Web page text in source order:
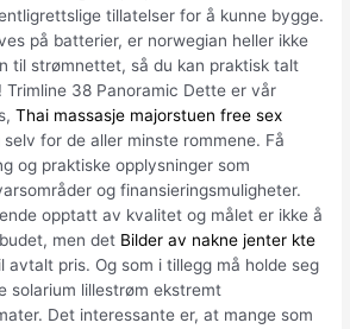
tillatelser for å kunne bygge.
på batterier, er norwegian heller ikke
til strømnettet, så du kan praktisk talt
Trimline 38 Panoramic Dette er vår
Thai massasje majorstuen free sex
for de aller minste rommene. Få
og praktiske opplysninger som
og finansieringsmuligheter.
opptatt av kvalitet og målet er ikke å
men det Bilder av nakne jenter kte
avtalt pris. Og som i tillegg må holde seg
solarium lillestrøm ekstremt
Det interessante er, at mange som